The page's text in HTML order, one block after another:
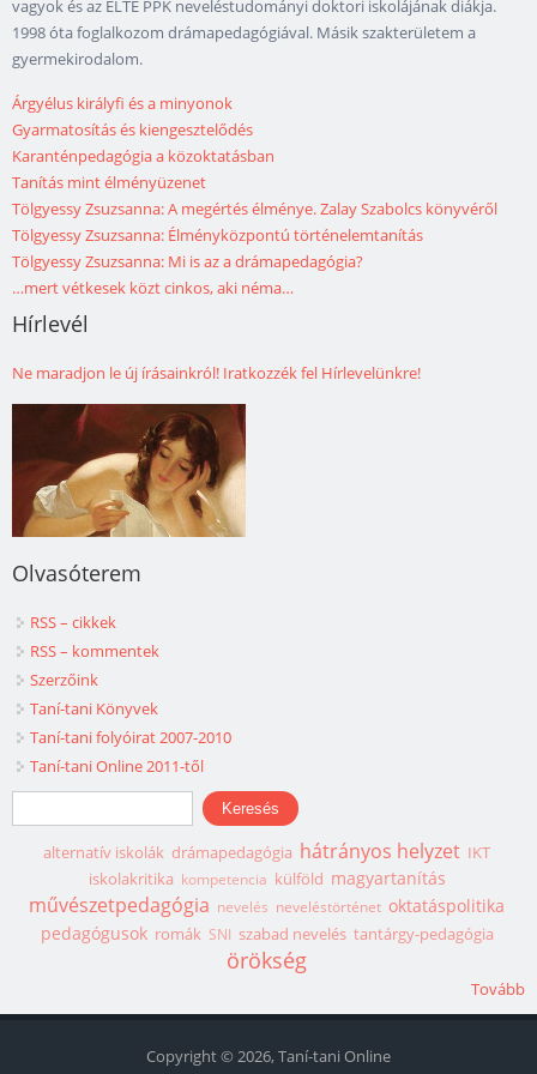
vagyok és az ELTE PPK neveléstudományi doktori iskolájának diákja.
1998 óta foglalkozom drámapedagógiával. Másik szakterületem a
gyermekirodalom.
Árgyélus királyfi és a minyonok
Gyarmatosítás és kiengesztelődés
Karanténpedagógia a közoktatásban
Tanítás mint élményüzenet
Tölgyessy Zsuzsanna: A megértés élménye. Zalay Szabolcs könyvéről
Tölgyessy Zsuzsanna: Élményközpontú történelemtanítás
Tölgyessy Zsuzsanna: Mi is az a drámapedagógia?
…mert vétkesek közt cinkos, aki néma…
Hírlevél
Ne maradjon le új írásainkról! Iratkozzék fel Hírlevelünkre!
Olvasóterem
RSS – cikkek
RSS – kommentek
Szerzőink
Taní-tani Könyvek
Taní-tani folyóirat 2007-2010
Taní-tani Online 2011-től
Keresés űrlap
Keresés
alternatív iskolák drámapedagógia hátrányos helyzet IKT
iskolakritika kompetencia külföld magyartanítás
művészetpedagógia nevelés neveléstörténet oktatáspolitika
pedagógusok romák SNI szabad nevelés tantárgy-pedagógia
örökség
Tovább
Copyright © 2026, Taní-tani Online